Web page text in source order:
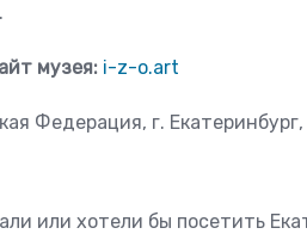
музея: i-z-o.art
Федерация, г.
или хотели бы посетить